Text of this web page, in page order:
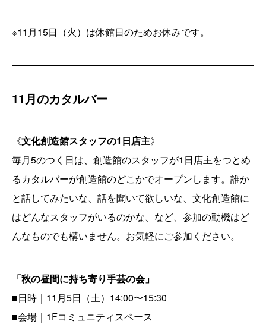
※11月15日（火）は休館日のためお休みです。
11月のカタルバー
《文化創造館スタッフの1日店主》
毎月5のつく日は、創造館のスタッフが1日店主をつとめ
るカタルバーが創造館のどこかでオープンします。誰か
と話してみたいな、話を聞いて欲しいな、文化創造館に
はどんなスタッフがいるのかな、など、参加の動機はど
んなものでも構いません。お気軽にご参加ください。
「秋の昼間に持ち寄り手芸の会」
■日時｜11月5日（土）14:00〜15:30
■会場｜1Fコミュニティスペース